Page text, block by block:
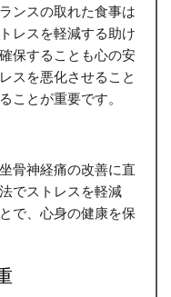
ンスの取れた食事は
レスを軽減する助け
保することも心の安
スを悪化させること
ことが重要です。
骨神経痛の改善に直
でストレスを軽減
で、心身の健康を保